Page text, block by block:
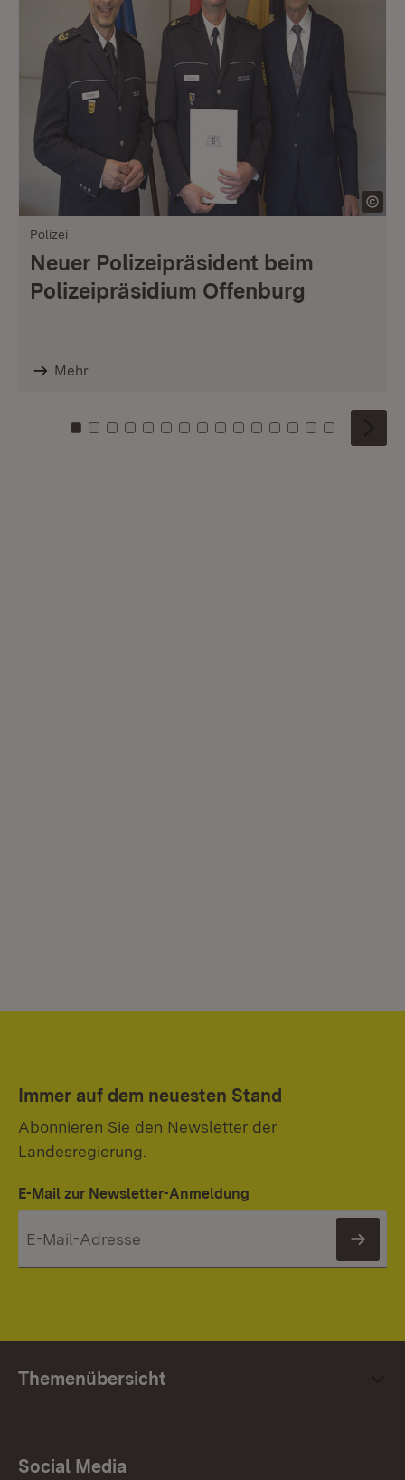
Polizei
Neuer Polizeipräsident beim
Polizeipräsidium Offenburg
Mehr
Zu Kachel: 0
Zu Kachel: 1
Zu Kachel: 2
Zu Kachel: 3
Zu Kachel: 4
Zu Kachel: 5
Zu Kachel: 6
Zu Kachel: 7
Zu Kachel: 8
Zu Kachel: 9
Zu Kachel: 10
Zu Kachel: 11
Zu Kachel: 12
Zu Kachel:
Zu
Immer auf dem neuesten Stand
Abonnieren Sie den Newsletter der
Landesregierung.
E-Mail zur Newsletter-Anmeldung
Themenübersicht
Social Media